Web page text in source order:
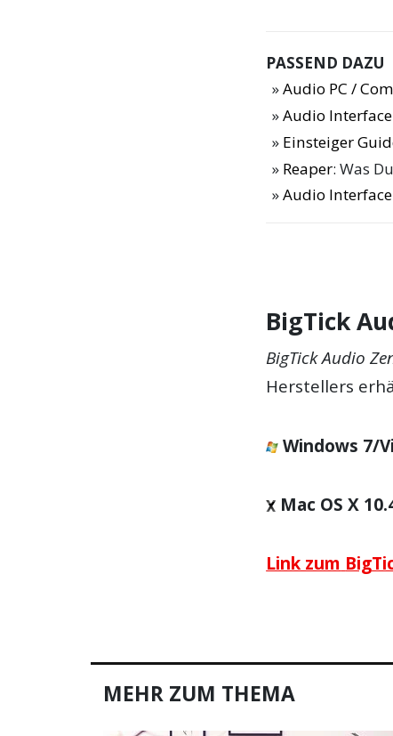
PASSEND DAZU
Audio PC /
Audio
Einsteiger
Reaper: Was
Audio
BigTick
BigTick Audio
Herstellers
Windows 7/
Mac OS X
Link zum
MEHR ZUM THEMA